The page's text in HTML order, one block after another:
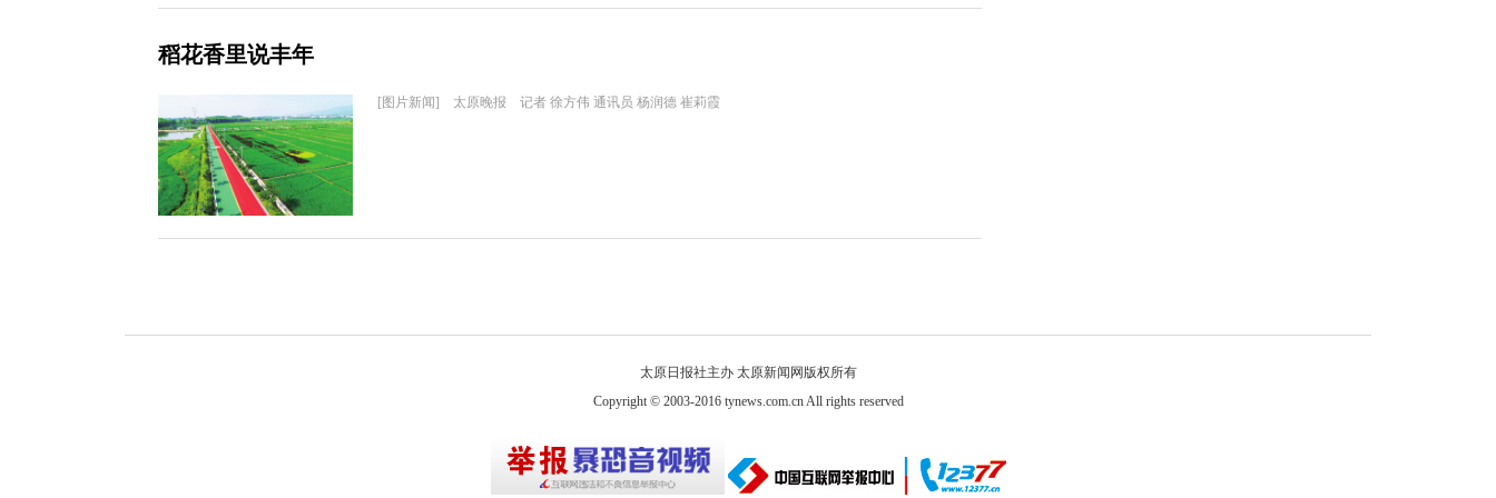
稻花香里说丰年
[图片新闻] 太原晚报 记者 徐方伟 通讯员 杨润德 崔莉霞
太原日报社主办 太原新闻网版权所有
Copyright © 2003-2016 tynews.com.cn All rights reserved